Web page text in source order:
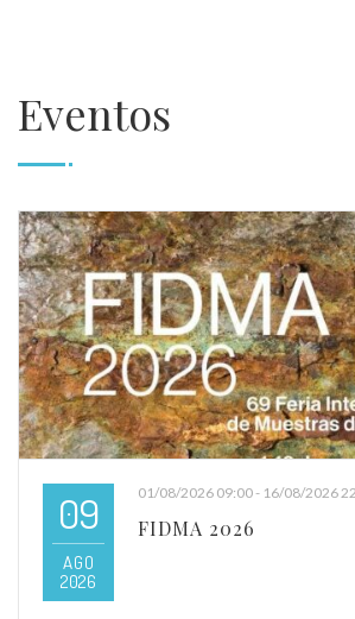
Eventos
09
AGO
2026
01/08/2026 09:00 - 16/08/2026
FIDMA 2026